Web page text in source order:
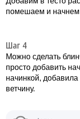
помешаем и начнем
Шаг 4
Можно сделать
просто добавить
начинкой,
ветчину.